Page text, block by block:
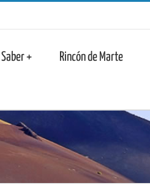
Saber + Rincón de Marte